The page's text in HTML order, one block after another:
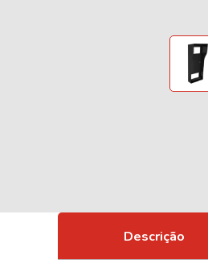
Descrição